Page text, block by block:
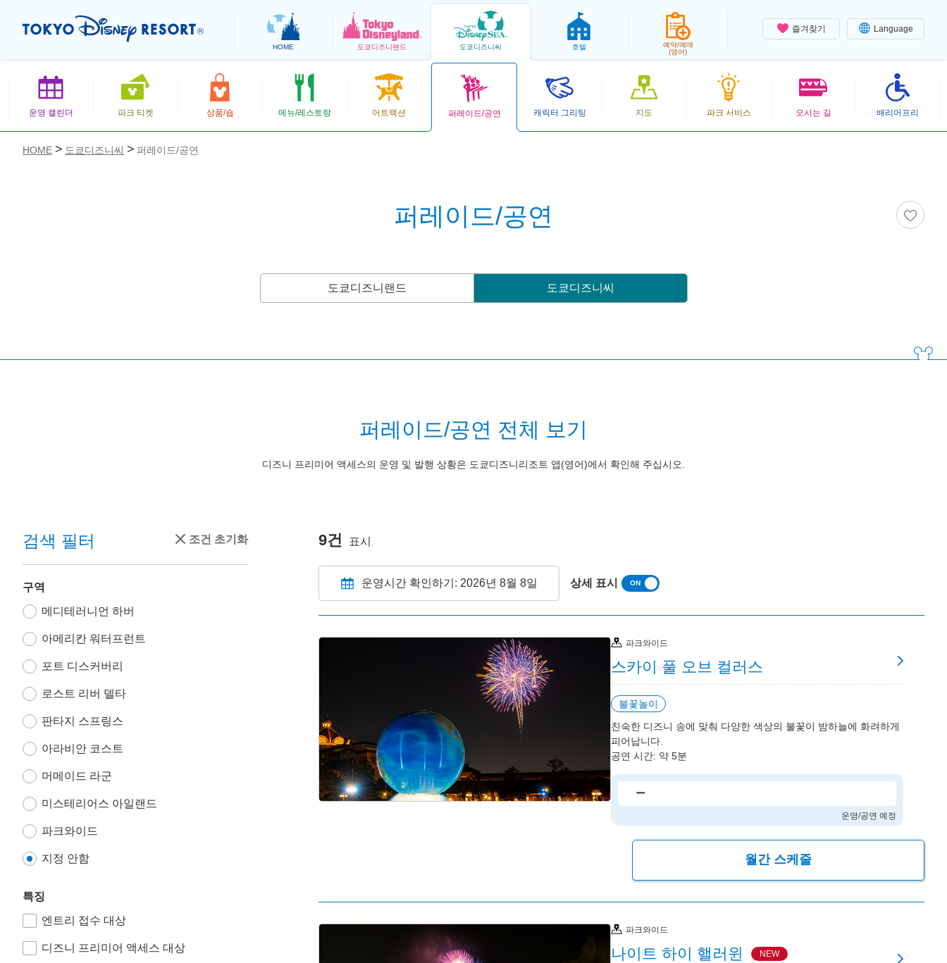
즐겨찾기 Language
HOME 도쿄디즈니랜드 도쿄디즈니씨 호텔
예약/예매
(영어)
운영 캘린더 파크 티켓 상품/숍 메뉴/레스토랑 어트랙션 퍼레이드/공연 캐릭터 그리팅 지도 파크 서비스 오시는 길 배리어프리
HOME 도쿄디즈니씨 퍼레이드/공연
퍼레이드/공연
도쿄디즈니랜드 도쿄디즈니씨
퍼레이드/공연 전체 보기
디즈니 프리미어 액세스의 운영 및 발행 상황은 도쿄디즈니리조트 앱(영어)에서 확인해 주십시오.
검색 필터 조건 초기화
구역
메디테러니언 하버
아메리칸 워터프런트
포트 디스커버리
로스트 리버 델타
판타지 스프링스
아라비안 코스트
머메이드 라군
미스테리어스 아일랜드
파크와이드
지정 안함
특징
엔트리 접수 대상
디즈니 프리미어 액세스 대상
9건 표시
운영시간 확인하기: 2026년 8월 8일 상세 표시
파크와이드
스카이 풀 오브 컬러스
불꽃놀이
친숙한 디즈니 송에 맞춰 다양한 색상의 불꽃이 밤하늘에 화려하게
피어납니다.
공연 시간: 약 5분
ー
운영/공연 예정
월간 스케줄
파크와이드
나이트 하이 핼러윈 NEW